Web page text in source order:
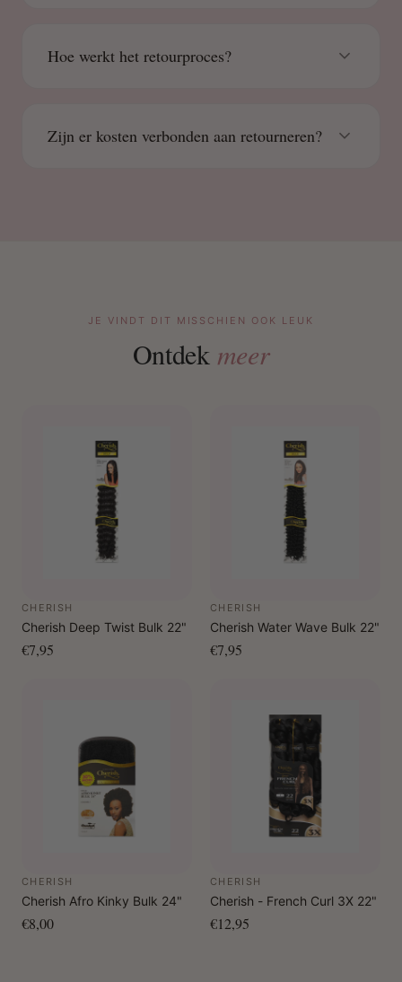
Hoe werkt het retourproces?
Zijn er kosten verbonden aan retourneren?
JE VINDT DIT MISSCHIEN OOK LEUK
Ontdek meer
CHERISH
Cherish Deep Twist Bulk 22"
€7,95
CHERISH
Cherish Water Wave Bulk 22"
€7,95
CHERISH
Cherish Afro Kinky Bulk 24"
€8,00
CHERISH
Cherish - French Curl 3X 22"
€12,95